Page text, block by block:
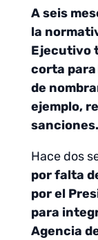
A seis
la
Ejecutivo
corta
de
ejemplo,
sanciones.
Hace dos
por falta
por el
para
Agencia